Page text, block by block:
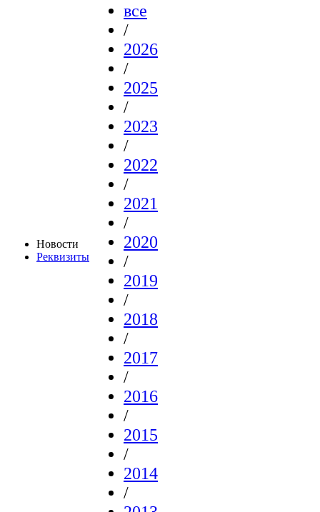
Новости
Реквизиты
все
/
2026
/
2025
/
2023
/
2022
/
2021
/
2020
/
2019
/
2018
/
2017
/
2016
/
2015
/
2014
/